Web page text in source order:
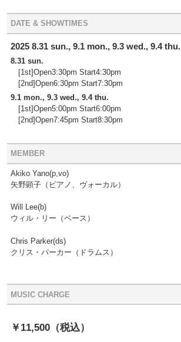
DATE & SHOWTIMES
2025 8.31 sun., 9.1 mon., 9.3 wed., 9.4 thu.
8.31 sun.
[1st]Open3:30pm Start4:30pm
[2nd]Open6:30pm Start7:30pm
9.1 mon., 9.3 wed., 9.4 thu.
[1st]Open5:00pm Start6:00pm
[2nd]Open7:45pm Start8:30pm
MEMBER
Akiko Yano(p,vo)
矢野顕子（ピアノ、ヴォーカル）
Will Lee(b)
ウィル・リー（ベース）
Chris Parker(ds)
クリス・パーカー（ドラムス）
MUSIC CHARGE
￥11,500 （税込）